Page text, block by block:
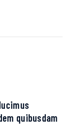
quibusdam